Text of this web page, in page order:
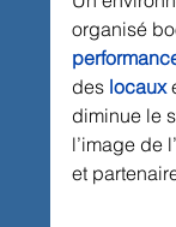
organisé
des locaux
diminue le
l’image de
et